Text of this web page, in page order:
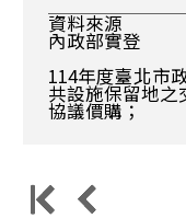
資料來源
內政部實登
114年度臺北市
共設施保留地之
協議價購；